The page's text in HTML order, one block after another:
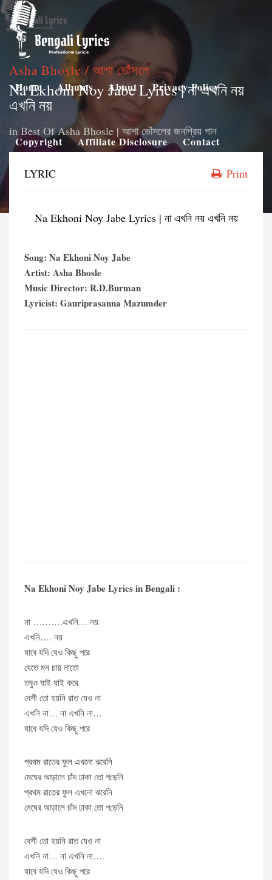
Home Albums About Privacy Policy
Copyright Affiliate Disclosure Contact
Asha Bhosle / আশা ভোঁসলে
Na Ekhoni Noy Jabe Lyrics | না এখনি নয়
এখনি নয়
inBest Of Asha Bhosle | আশা ভোঁসলের জনপ্রিয় গান
LYRIC Print
Na Ekhoni Noy Jabe Lyrics | না এখনি নয় এখনি নয়
Song: Na Ekhoni Noy Jabe
Artist: Asha Bhosle
Music Director: R.D.Burman
Lyricist: Gauriprasanna Mazumder
Na Ekhoni Noy Jabe Lyrics in Bengali :
না ……….এখনি… নয়
এখনি…. নয়
যাবে যদি যেও কিছু পরে
যেতে মন চায় নাতো
তবুও যাই যাই করে
বেশী তো হ​য়নি রাত যেও না
এখনি না… না এখনি না…
যাবে যদি যেও কিছু পরে
প্রথম রাতের ফুল এখনো ঝরেনি
মেঘের আড়ালে চাঁদ ঢাকা তো প​ড়েনি
প্রথম রাতের ফুল এখনো ঝরেনি
মেঘের আড়ালে চাঁদ ঢাকা তো প​ড়েনি
বেশী তো হ​য়নি রাত যেও না
এখনি না… না এখনি না….
যাবে যদি যেও কিছু পরে